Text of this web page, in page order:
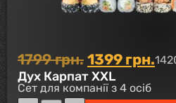
1799грн. 1399 грн.
Дух Карпат XXL
Сет для компанії з 4 осіб